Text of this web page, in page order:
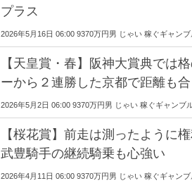
プラス
2026年5月16日 06:00 9370万円男 じゃい 稼ぐギャン
【天皇賞・春】阪神大賞典では
ーから２連勝した京都で距離も
2026年5月2日 06:00 9370万円男 じゃい 稼ぐギャンブ
【桜花賞】前走は測ったように
武豊騎手の継続騎乗も心強い
2026年4月11日 06:00 9370万円男 じゃい 稼ぐギャン